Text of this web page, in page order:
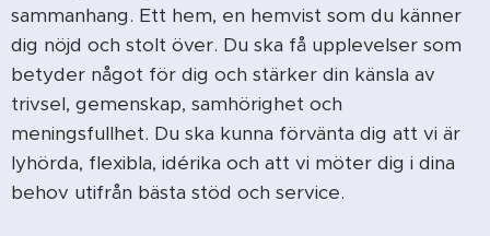
sammanhang. Ett hem, en hemvist som du känner
dig nöjd och stolt över. Du ska få upplevelser som
betyder något för dig och stärker din känsla av
trivsel, gemenskap, samhörighet och
meningsfullhet. Du ska kunna förvänta dig att vi är
lyhörda, flexibla, idérika och att vi möter dig i dina
behov utifrån bästa stöd och service.